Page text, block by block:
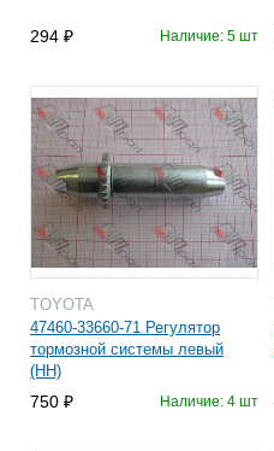
294 Наличие: 5 шт
TOYOTA
47460-33660-71 Регулятор
тормозной системы левый
(HH)
750 Наличие: 4 шт